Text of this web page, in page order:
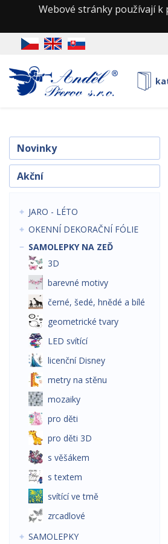
Webové stránky používají k
Novinky
Akční
JARO - LÉTO
OKENNÍ DEKORAČNÍ FÓLIE
SAMOLEPKY NA ZEĎ
3D
barevné motivy
černé, šedé, hnědé a bílé
geometrické tvary
LED svítící
licenční Disney
metry na stěnu
mozaiky
pro děti
pro děti 3D
s věšákem
s textem
svítící ve tmě
zrcadlové
SAMOLEPKY